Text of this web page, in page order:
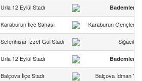
Urla 12 Eylül Stadı
Karaburun İlçe Sahası Karaburun
Seferihisar İzzet Gül Stadı
Urla 12 Eylül Stadı
Balçova İlçe Stadı Balçova İdman